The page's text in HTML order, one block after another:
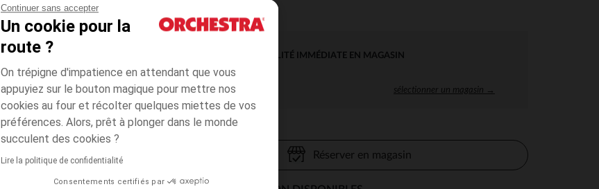
Continuer sans accepter
Un cookie pour la
route ?
On trépigne d'impatience en attendant que vous
appuyiez sur le bouton magique pour mettre nos
cookies au four et récolter quelques miettes de vos
préférences. Alors, prêt à plonger dans le monde
succulent des cookies ?
Lire la politique de confidentialité
Consentements certifiés par
DISPONIBILITÉ IMMÉDIATE EN MAGASIN
sélectionner un magasin →
Réserver en magasin